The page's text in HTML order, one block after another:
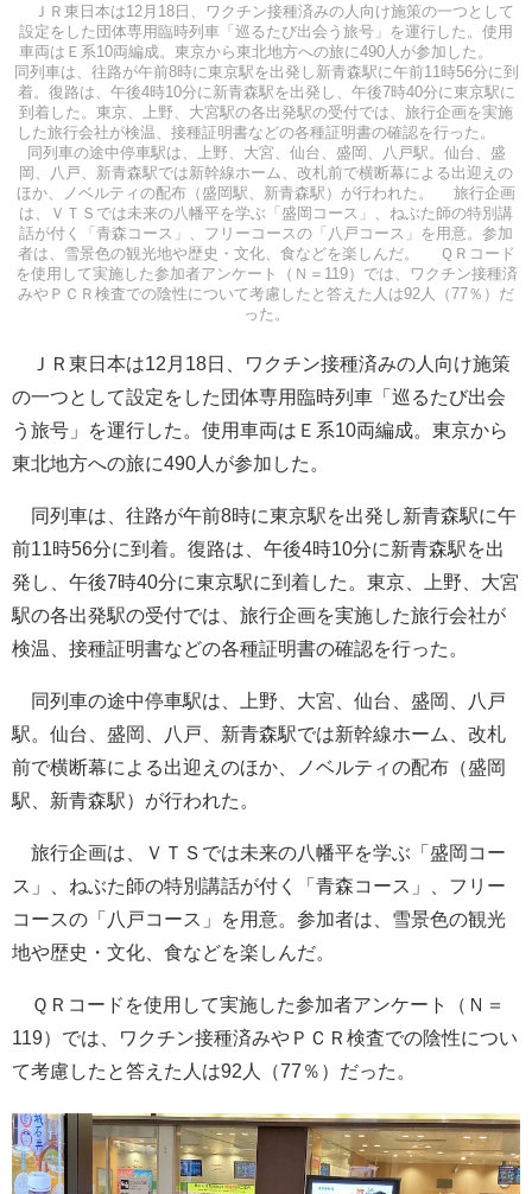
ＪＲ東日本は12月18日、ワクチン接種済みの人向け施策の一つとして
設定をした団体専用臨時列車「巡るたび出会う旅号」を運行した。使用
車両はＥ系10両編成。東京から東北地方への旅に490人が参加した。
同列車は、往路が午前8時に東京駅を出発し新青森駅に午前11時56分に到
着。復路は、午後4時10分に新青森駅を出発し、午後7時40分に東京駅に
到着した。東京、上野、大宮駅の各出発駅の受付では、旅行企画を実施
した旅行会社が検温、接種証明書などの各種証明書の確認を行った。
同列車の途中停車駅は、上野、大宮、仙台、盛岡、八戸駅。仙台、盛
岡、八戸、新青森駅では新幹線ホーム、改札前で横断幕による出迎えの
ほか、ノベルティの配布（盛岡駅、新青森駅）が行われた。 旅行企画
は、ＶＴＳでは未来の八幡平を学ぶ「盛岡コース」、ねぶた師の特別講
話が付く「青森コース」、フリーコースの「八戸コース」を用意。参加
者は、雪景色の観光地や歴史・文化、食などを楽しんだ。 ＱＲコード
を使用して実施した参加者アンケート（Ｎ＝119）では、ワクチン接種済
みやＰＣＲ検査での陰性について考慮したと答えた人は92人（77％）だ
った。
ＪＲ東日本は12月18日、ワクチン接種済みの人向け施策
の一つとして設定をした団体専用臨時列車「巡るたび出会
う旅号」を運行した。使用車両はＥ系10両編成。東京から
東北地方への旅に490人が参加した。
同列車は、往路が午前8時に東京駅を出発し新青森駅に午
前11時56分に到着。復路は、午後4時10分に新青森駅を出
発し、午後7時40分に東京駅に到着した。東京、上野、大宮
駅の各出発駅の受付では、旅行企画を実施した旅行会社が
検温、接種証明書などの各種証明書の確認を行った。
同列車の途中停車駅は、上野、大宮、仙台、盛岡、八戸
駅。仙台、盛岡、八戸、新青森駅では新幹線ホーム、改札
前で横断幕による出迎えのほか、ノベルティの配布（盛岡
駅、新青森駅）が行われた。
旅行企画は、ＶＴＳでは未来の八幡平を学ぶ「盛岡コー
ス」、ねぶた師の特別講話が付く「青森コース」、フリー
コースの「八戸コース」を用意。参加者は、雪景色の観光
地や歴史・文化、食などを楽しんだ。
ＱＲコードを使用して実施した参加者アンケート（Ｎ＝
119）では、ワクチン接種済みやＰＣＲ検査での陰性につい
て考慮したと答えた人は92人（77％）だった。